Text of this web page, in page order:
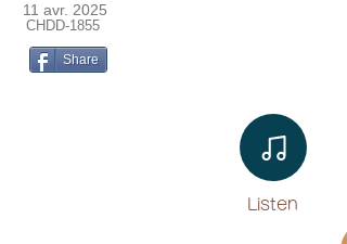
11 avr. 2025
CHDD-1855
Share
Listen​